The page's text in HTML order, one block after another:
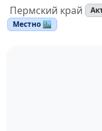
Пермский край
Местно 🏙️